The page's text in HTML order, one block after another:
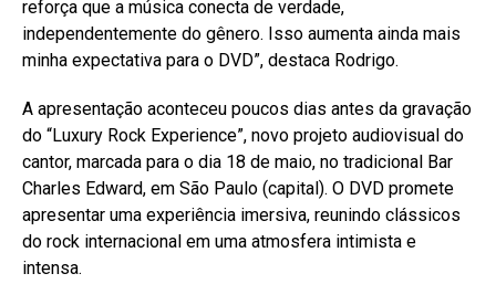
reforça que a música conecta de verdade,
independentemente do gênero. Isso aumenta ainda mais
minha expectativa para o DVD”, destaca Rodrigo.
A apresentação aconteceu poucos dias antes da gravação
do “Luxury Rock Experience”, novo projeto audiovisual do
cantor, marcada para o dia 18 de maio, no tradicional Bar
Charles Edward, em São Paulo (capital). O DVD promete
apresentar uma experiência imersiva, reunindo clássicos
do rock internacional em uma atmosfera intimista e
intensa.